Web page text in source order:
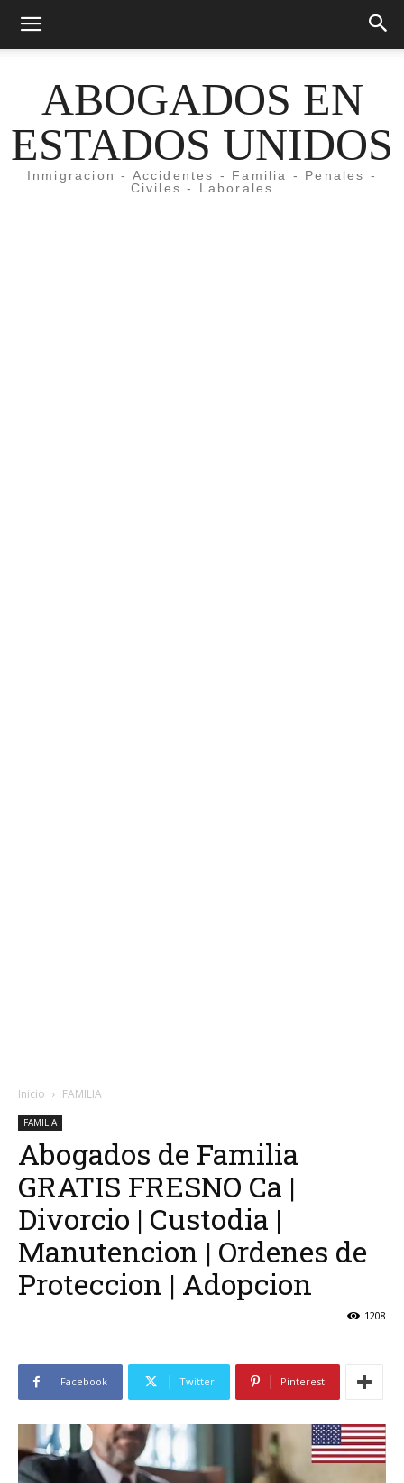
ABOGADOS EN
ESTADOS UNIDOS
Inmigracion - Accidentes - Familia - Penales -
Civiles - Laborales
Inicio FAMILIA
FAMILIA
Abogados de Familia
GRATIS FRESNO Ca |
Divorcio | Custodia |
Manutencion | Ordenes de
Proteccion | Adopcion
1208
Facebook Twitter Pinterest